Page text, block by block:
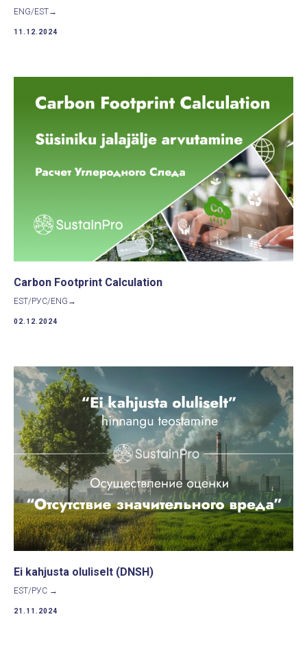
ENG/EST→
11.12.2024
Carbon Footprint Calculation
EST/РУС/ENG→
02.12.2024
Ei kahjusta oluliselt (DNSH)
EST/РУС →
21.11.2024